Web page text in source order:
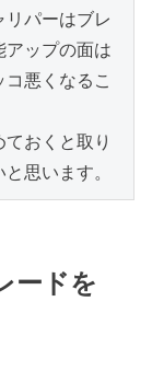
パーはブレ
アップの面は
悪くなるこ
おくと取り
思います。
ードを